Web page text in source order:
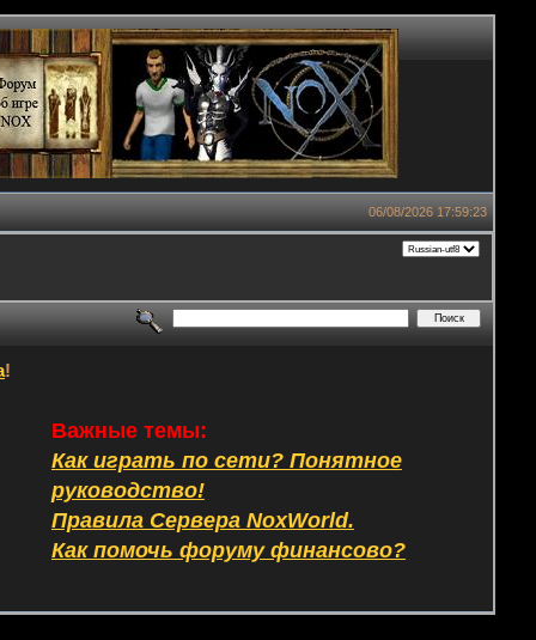
06/08/2026 17:59:23
!
Важные темы:
Как играть по сети? Понятное
руководство!
Правила Сервера NoxWorld.
Как помочь форуму финансово?